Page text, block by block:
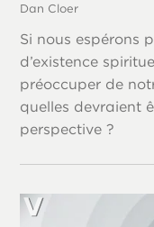
Dan Cloer
Si nous espérons
d’existence
préoccuper de
quelles devraient
perspective ?